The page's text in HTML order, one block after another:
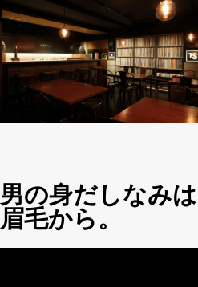
男の身だしなみは
眉毛から。